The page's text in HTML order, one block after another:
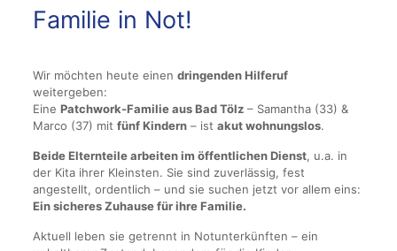
Familie in Not!
Wir möchten heute einen dringenden Hilferuf
weitergeben:
Eine Patchwork-Familie aus Bad Tölz– Samantha (33) &
Marco (37) mit fünf Kindern– ist akut wohnungslos.
Beide Elternteile arbeiten im öffentlichen Dienst, u.a. in
der Kita ihrer Kleinsten. Sie sind zuverlässig, fest
angestellt, ordentlich – und sie suchen jetzt vor allem eins:
Ein sicheres Zuhause für ihre Familie.
Aktuell leben sie getrennt in Notunterkünften – ein